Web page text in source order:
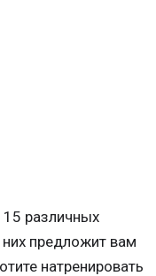
15 различных
предложит вам
натренировать